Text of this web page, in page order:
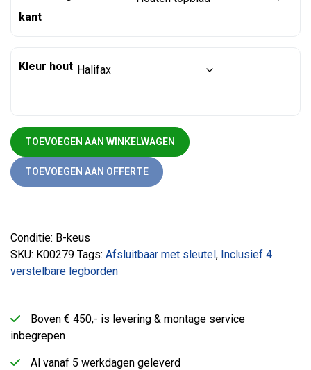
kant
Kleur hout
Akoestische schuifdeurkast 100 x 166 x 40 voorraad
TOEVOEGEN AAN WINKELWAGEN
TOEVOEGEN AAN OFFERTE
Conditie: B-keus
SKU: K00279 Tags: Afsluitbaar met sleutel, Inclusief 4
verstelbare legborden
Boven € 450,- is levering & montage service
inbegrepen
Al vanaf 5 werkdagen geleverd